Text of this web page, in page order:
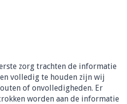
zorg trachten de informatie
volledig te houden zijn wij
of onvolledigheden. Er
worden aan de informatie